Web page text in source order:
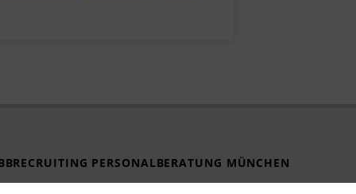
PERSONALBERATUNG MÜNCHEN